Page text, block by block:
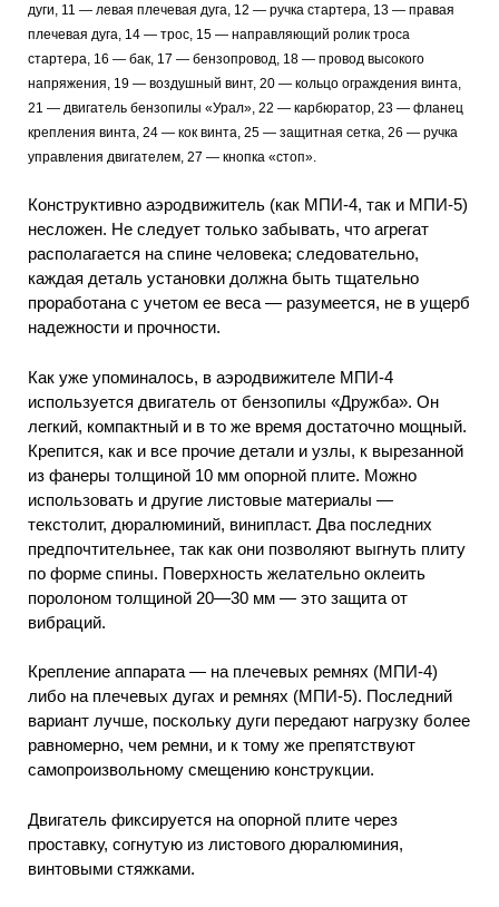
дуги, 11 — левая плечевая дуга, 12 — ручка стартера, 13 — правая
плечевая дуга, 14 — трос, 15 — направляющий ролик троса
стартера, 16 — бак, 17 — бензопровод, 18 — провод высокого
напряжения, 19 — воздушный винт, 20 — кольцо ограждения винта,
21 — двигатель бензопилы «Урал», 22 — карбюратор, 23 — фланец
крепления винта, 24 — кок винта, 25 — защитная сетка, 26 — ручка
управления двигателем, 27 — кнопка «стоп».
Конструктивно аэродвижитель (как МПИ-4, так и МПИ-5)
несложен. Не следует только забывать, что агрегат
располагается на спине человека; следовательно,
каждая деталь установки должна быть тщательно
проработана с учетом ее веса — разумеется, не в ущерб
надежности и прочности.
Как уже упоминалось, в аэродвижителе МПИ-4
используется двигатель от бензопилы «Дружба». Он
легкий, компактный и в то же время достаточно мощный.
Крепится, как и все прочие детали и узлы, к вырезанной
из фанеры толщиной 10 мм опорной плите. Можно
использовать и другие листовые материалы —
текстолит, дюралюминий, винипласт. Два последних
предпочтительнее, так как они позволяют выгнуть плиту
по форме спины. Поверхность желательно оклеить
поролоном толщиной 20—30 мм — это защита от
вибраций.
Крепление аппарата — на плечевых ремнях (МПИ-4)
либо на плечевых дугах и ремнях (МПИ-5). Последний
вариант лучше, поскольку дуги передают нагрузку более
равномерно, чем ремни, и к тому же препятствуют
самопроизвольному смещению конструкции.
Двигатель фиксируется на опорной плите через
проставку, согнутую из листового дюралюминия,
винтовыми стяжками.